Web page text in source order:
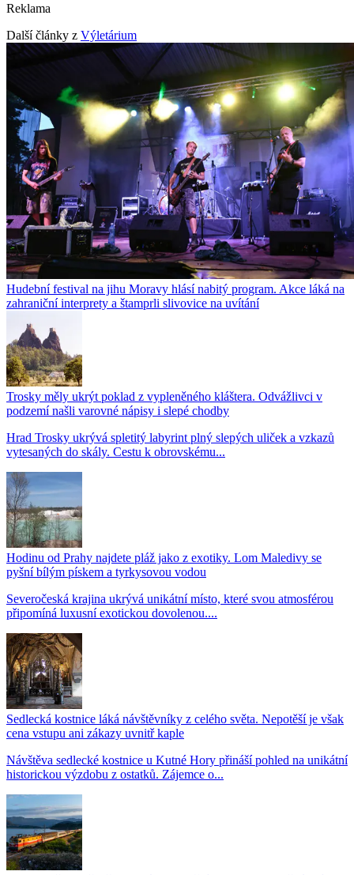
Reklama
Další články z Výletárium
Hudební festival na jihu Moravy hlásí nabitý program. Akce láká na
zahraniční interprety a štamprli slivovice na uvítání
Trosky měly ukrýt poklad z vypleněného kláštera. Odvážlivci v
podzemí našli varovné nápisy i slepé chodby
Hrad Trosky ukrývá spletitý labyrint plný slepých uliček a vzkazů
vytesaných do skály. Cestu k obrovskému...
Hodinu od Prahy najdete pláž jako z exotiky. Lom Maledivy se
pyšní bílým pískem a tyrkysovou vodou
Severočeská krajina ukrývá unikátní místo, které svou atmosférou
připomíná luxusní exotickou dovolenou....
Sedlecká kostnice láká návštěvníky z celého světa. Nepotěší je však
cena vstupu ani zákazy uvnitř kaple
Návštěva sedlecké kostnice u Kutné Hory přináší pohled na unikátní
historickou výzdobu z ostatků. Zájemce o...